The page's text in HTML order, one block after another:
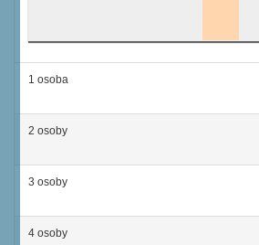
1 osoba
2 osoby
3 osoby
4 osoby